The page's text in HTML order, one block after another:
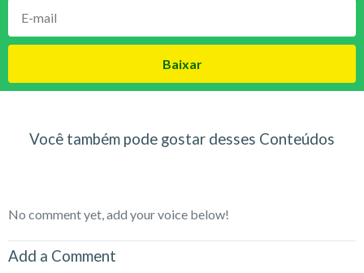
Baixar
Você também pode gostar desses Conteúdos
No comment yet, add your voice below!
Add a Comment